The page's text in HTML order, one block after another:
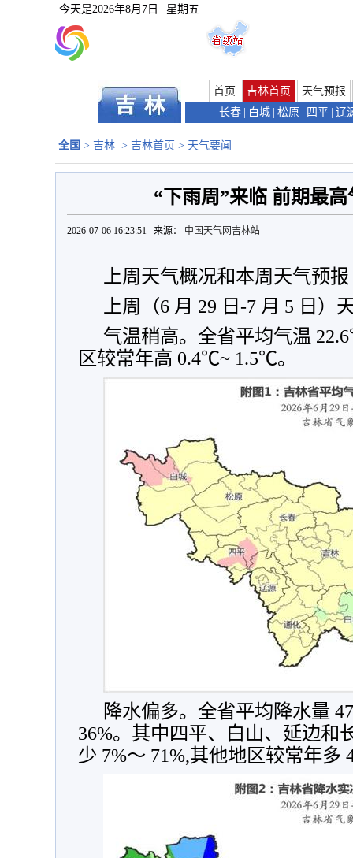
今天是2026年8月7日 星期五
首页 吉林首页
天气预报
长春
白城 松原 四平 辽
全国 > 吉林 > 吉林首页 > 天气要闻
“下雨周”来临 前期最
2026-07-06 16:23:51 来源： 中国天气网吉林站
上周天气概况和本周天气预报
上周（6 月 29 日-7 月 5 日）
气温稍高。全省平均气温
区较常年高 0.4℃~ 1.5℃。
降水偏多。全省平均降水量
36%。其中四平、白山、延边和
少 7%～ 71%,其他地区较常年多